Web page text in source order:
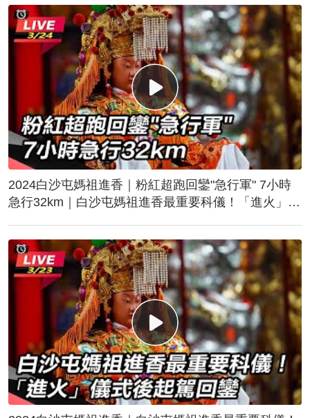
2024白沙屯媽祖進香｜粉紅超跑回鑾"急行軍" 7小時
急行32km｜白沙屯媽祖進香最重要科儀！「進火」儀